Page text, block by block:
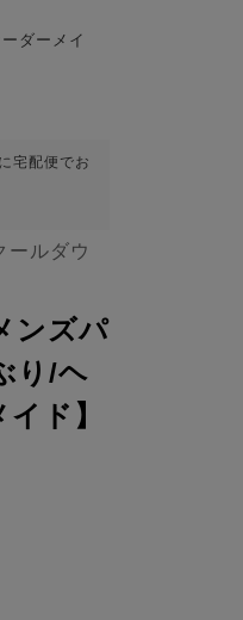
ダーメイ
に宅配便 でお
ールダウ
ンズパ
り/ヘ
ド】